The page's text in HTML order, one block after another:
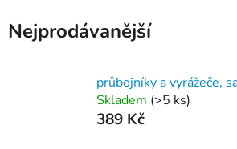
Nejprodávanější
průbojníky a vyrážeče,
Skladem (>5 ks)
389 Kč